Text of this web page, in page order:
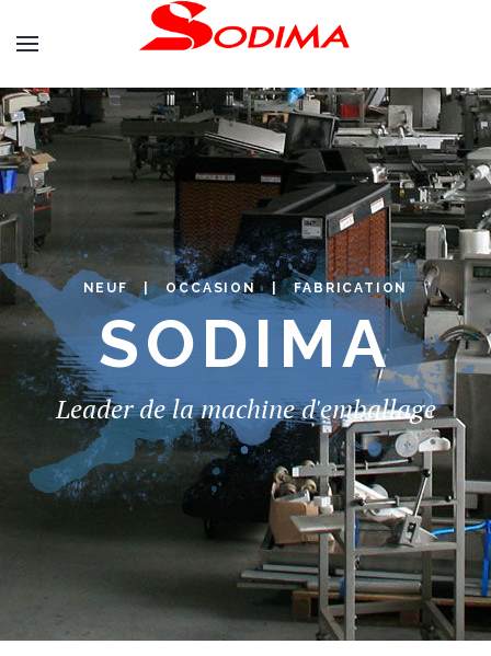
NEUF | OCCASION | FABRICATION
SODIMA
Leader de la machine d'emballage